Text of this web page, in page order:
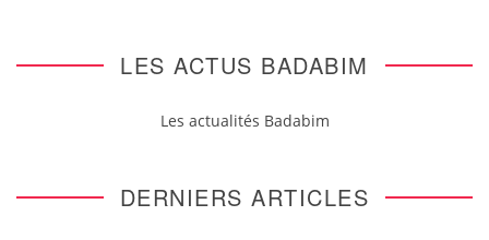
LES ACTUS BADABIM
Les actualités Badabim
DERNIERS ARTICLES